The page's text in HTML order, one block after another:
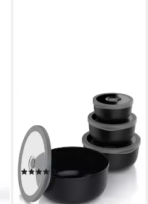
Rührschüssel 4er
Plastikschüssel-Set mit Deckel
0,35 L / 0,65 L / 1,2 L / 2,0
L, Kunststoff, (Set, 4-tlg),
rund, BPA-frei, Spülmaschinen
und Mikrowellen geeignet
(6)
24,95 €
-38%